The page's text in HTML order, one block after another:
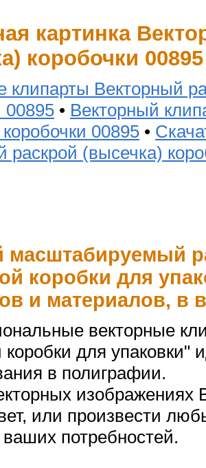
картинка
коробочки 00895
клипарты Векторный
00895 • Векторный
00895 •
раскрой (высечка)
масштабируемый
коробки для
и материалов, в
векторные
коробки для упаковки"
в полиграфии.
изображениях
или произвести
потребностей.